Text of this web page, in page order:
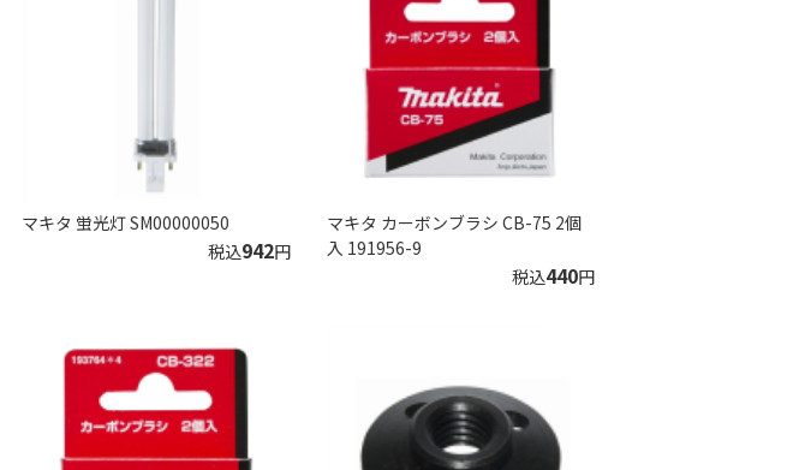
マキタ 蛍光灯 SM00000050
税込942円
マキタ カーボンブラシ CB-75 2個
入 191956-9
税込440円